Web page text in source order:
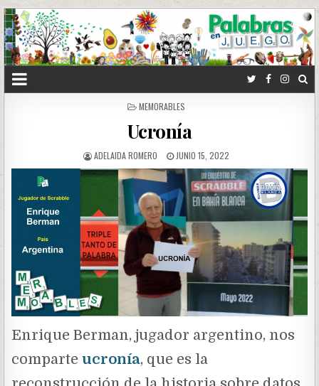
POSTED
MEMORABLES
Ucronía
ADELAIDA ROMERO JUNIO 15, 2022
Enrique Berman, jugador argentino, nos
comparteucronía, que es la